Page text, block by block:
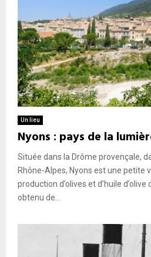
Un lieu
Nyons : pays de la
Située dans la Drôme provençale,
Rhône-Alpes, Nyons est une petite
production d’olives et d’huile d’olive
obtenu de...